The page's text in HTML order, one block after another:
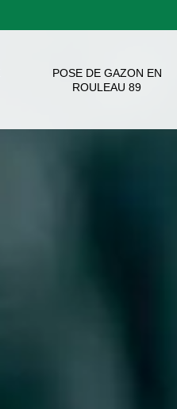
POSE DE GAZON EN
ROULEAU 89